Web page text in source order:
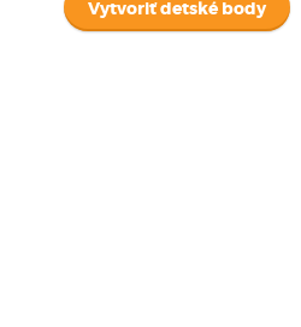
Vytvoriť detské body